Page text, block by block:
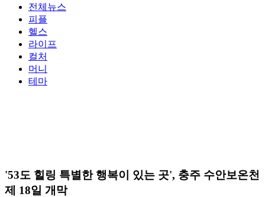
전체뉴스
피플
헬스
라이프
컬처
머니
테마
'53도 힐링 특별한 행복이 있는 곳', 충주 수안보온천
제 18일 개막